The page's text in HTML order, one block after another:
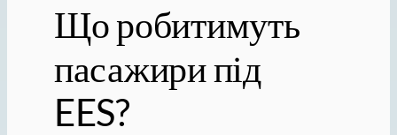
Що робитимуть
пасажири під
EES?